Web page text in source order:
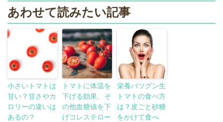
あわせて読みたい記事
小さいトマトは
甘い？甘さやカ
ロリーの違いは
あるの？
トマトに体温を
下げる効果、そ
の他血糖値を下
げコレステロー
栄養バツグン生
トマトの食べ方
は？皮ごと砂糖
をかけて食べ